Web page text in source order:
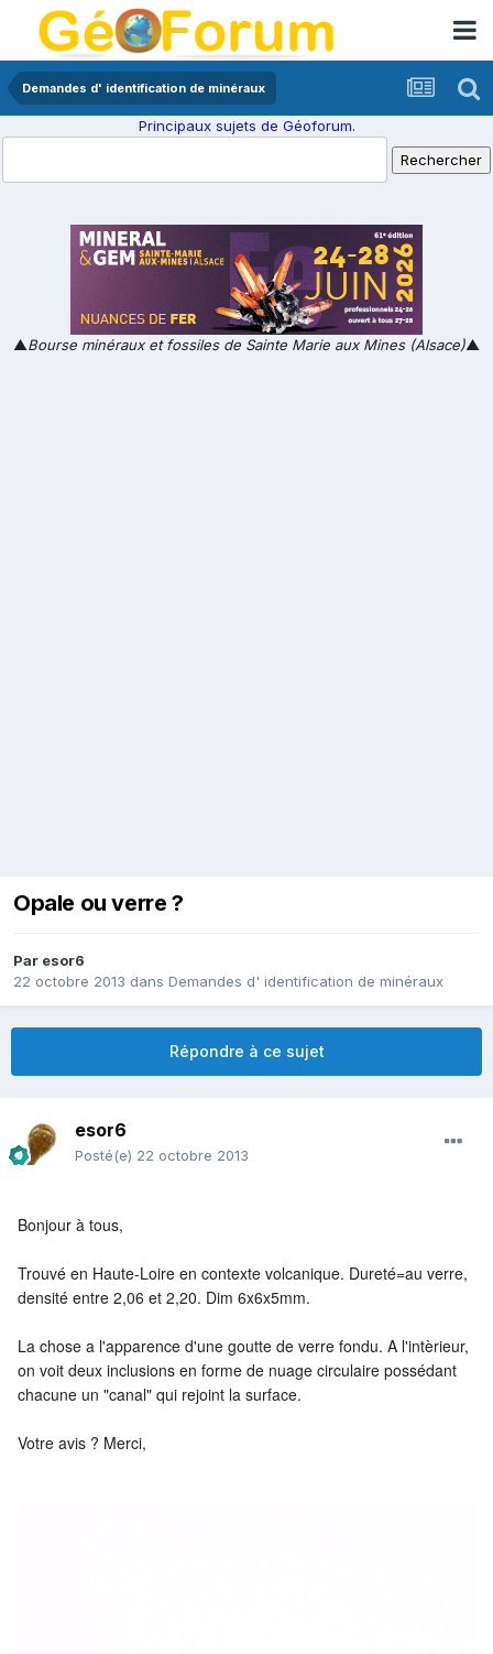
Demandes d' identification de minéraux
Principaux sujets de Géoforum.
▲Bourse minéraux et fossiles de Sainte Marie aux Mines (Alsace)▲
Opale ou verre ?
Par esor6
22 octobre 2013 dans Demandes d' identification de minéraux
Répondre à ce sujet
esor6
Posté(e) 22 octobre 2013
Bonjour à tous,
Trouvé en Haute-Loire en contexte volcanique. Dureté=au verre,
densité entre 2,06 et 2,20. Dim 6x6x5mm.
La chose a l'apparence d'une goutte de verre fondu. A l'intèrieur,
on voit deux inclusions en forme de nuage circulaire possédant
chacune un "canal" qui rejoint la surface.
Votre avis ? Merci,